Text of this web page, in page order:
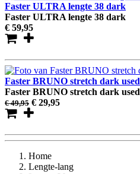
Faster ULTRA lengte 38 dark
Faster ULTRA lengte 38 dark
€ 59,95
Faster BRUNO stretch dark used
Faster BRUNO stretch dark used
€ 49,95 € 29,95
Home
Lengte-lang